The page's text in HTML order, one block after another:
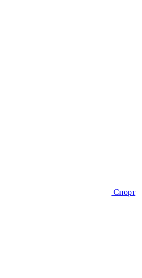
Спорт